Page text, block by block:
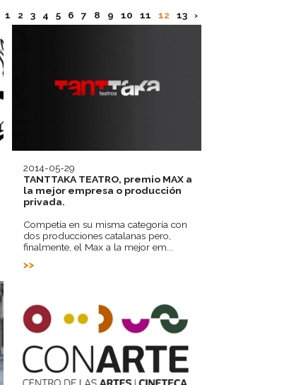
1 2 3 4 5 6 7 8 9 10 11 12 13 ›
2014-05-29
TANTTAKA TEATRO, premio MAX a
la mejor empresa o producción
privada.
Competía en su misma categoría con
dos producciones catalanas pero,
finalmente, el Max a la mejor em...